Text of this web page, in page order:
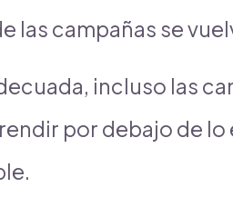
las campañas se
incluso las
por debajo de